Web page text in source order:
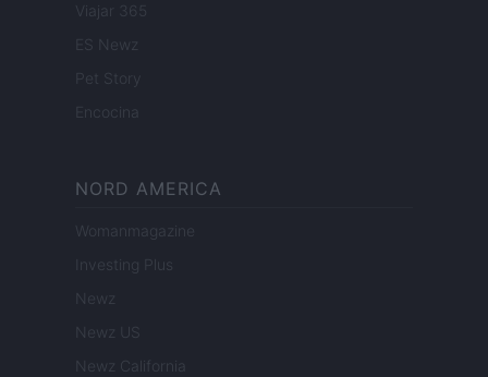
Viajar 365
ES Newz
Pet Story
Encocina
NORD AMERICA
Womanmagazine
Investing Plus
Newz
Newz US
Newz California